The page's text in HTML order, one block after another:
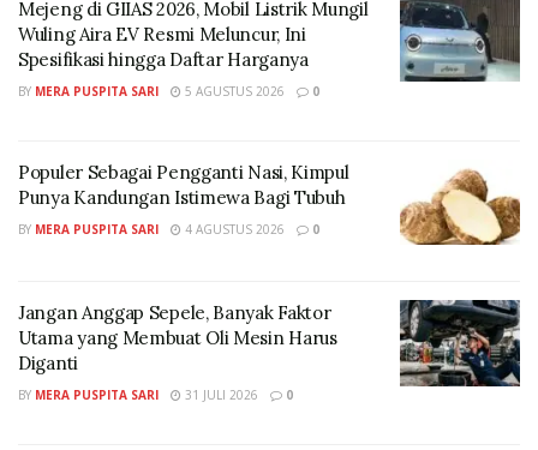
Mejeng di GIIAS 2026, Mobil Listrik Mungil
Wuling Aira EV Resmi Meluncur, Ini
Spesifikasi hingga Daftar Harganya
BY MERA PUSPITA SARI 5 AGUSTUS 2026 0
Populer Sebagai Pengganti Nasi, Kimpul
Punya Kandungan Istimewa Bagi Tubuh
BY MERA PUSPITA SARI 4 AGUSTUS 2026 0
Jangan Anggap Sepele, Banyak Faktor
Utama yang Membuat Oli Mesin Harus
Diganti
BY MERA PUSPITA SARI 31 JULI 2026 0